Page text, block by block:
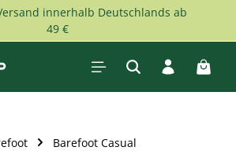
innerhalb Deutschlands ab
49 €
Barefoot Casual